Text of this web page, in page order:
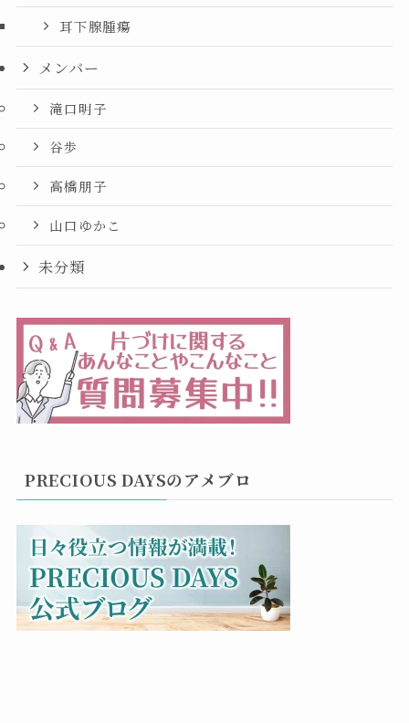
耳下腺腫瘍
メンバー
滝口明子
谷歩
高橋朋子
山口ゆかこ
未分類
PRECIOUS DAYSのアメブロ